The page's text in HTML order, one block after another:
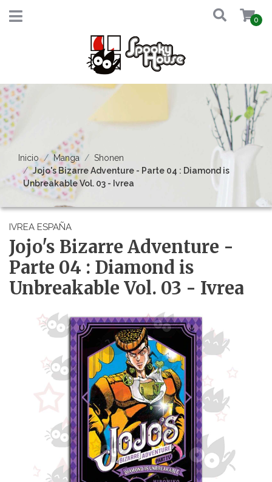
0
Inicio Manga
Shonen
Jojo's Bizarre Adventure - Parte 04 : Diamond is
Unbreakable Vol. 03 - Ivrea
IVREA ESPAÑA
Jojo's Bizarre Adventure -
Parte 04 : Diamond is
Unbreakable Vol. 03 - Ivrea